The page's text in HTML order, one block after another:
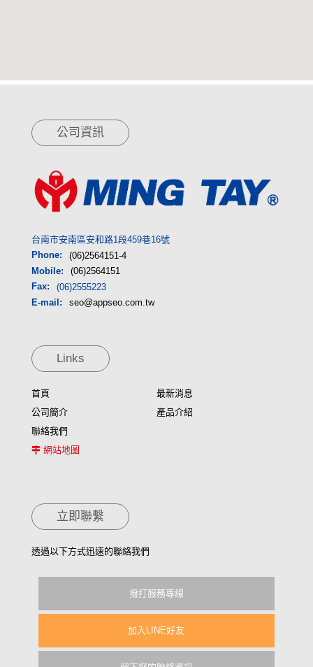
公司資訊
台南市安南區安和路1段459巷16號
Phone:
(06)2564151-4
Mobile:
(06)2564151
Fax:
(06)2555223
E-mail:
seo@appseo.com.tw
Links
首頁
最新消息
公司簡介
產品介紹
聯絡我們
網站地圖
立即聯繫
透過以下方式迅速的聯絡我們
撥打服務專線
加入LINE好友